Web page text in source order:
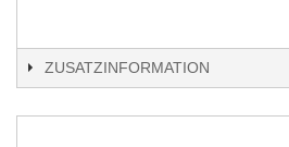
ZUSATZINFORMATION